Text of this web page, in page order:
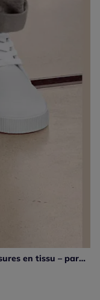
Baskets chaussures en textile, chaussures en tissu – particulièrement confortables